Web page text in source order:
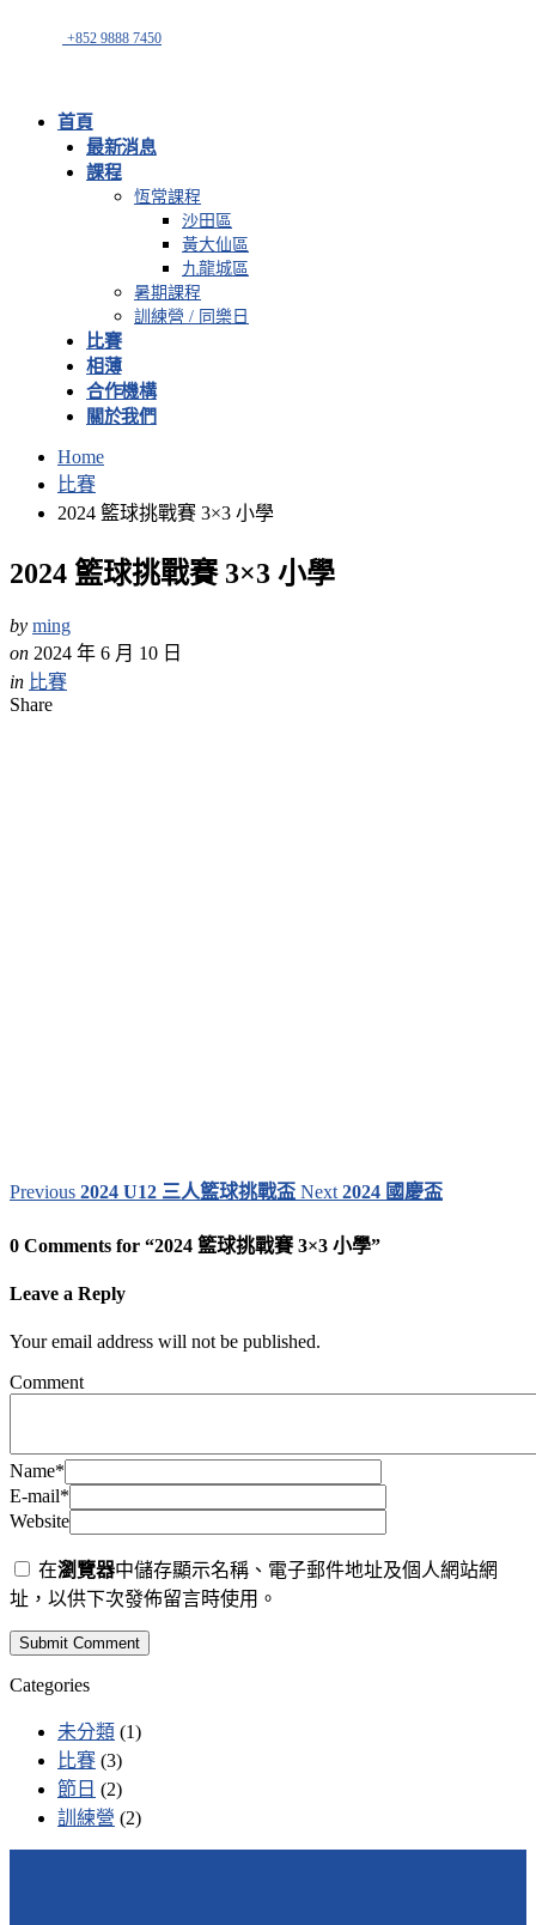
+852 9888 7450
首頁
最新消息
課程
恆常課程
沙田區
黃大仙區
九龍城區
暑期課程
訓練營 / 同樂日
比賽
相薄
合作機構
關於我們
Home
比賽
2024 籃球挑戰賽 3×3 小學
2024 籃球挑戰賽 3×3 小學
by ming
on 2024 年 6 月 10 日
in 比賽
Share
Previous 2024 U12 三人籃球挑戰盃 Next 2024 國慶盃
0 Comments for “2024 籃球挑戰賽 3×3 小學”
Leave a Reply
Your email address will not be published.
Comment
Name*
E-mail*
Website
在瀏覽器中儲存顯示名稱、電子郵件地址及個人網站網
址，以供下次發佈留言時使用。
Categories
未分類 (1)
比賽 (3)
節日 (2)
訓練營 (2)